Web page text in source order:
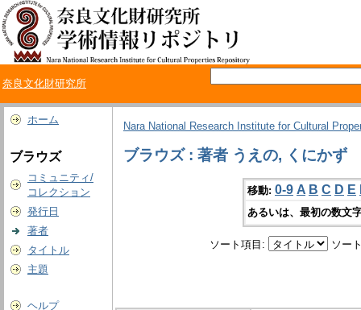
奈良文化財研究所
ホーム
ブラウズ
コミュニティ/
コレクション
発行日
著者
タイトル
主題
ヘルプ
Nara National Research Institute for Cultural
ブラウズ : 著者 うえの, くにかず
移動: 0-9 A B C D E
あるいは、最初の数文
ソート項目: ソー